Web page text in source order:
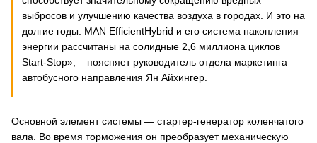
выбросов и улучшению качества воздуха в городах. И это на
долгие годы: MAN EfficientHybrid и его система накопления
энергии рассчитаны на солидные 2,6 миллиона циклов
Start-Stop», – поясняет руководитель отдела маркетинга
автобусного направления Ян Айхингер.
Основной элемент системы — стартер-генератор коленчатого
вала. Во время торможения он преобразует механическую